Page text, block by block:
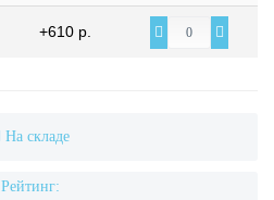
+610 р.
На складе
Рейтинг: